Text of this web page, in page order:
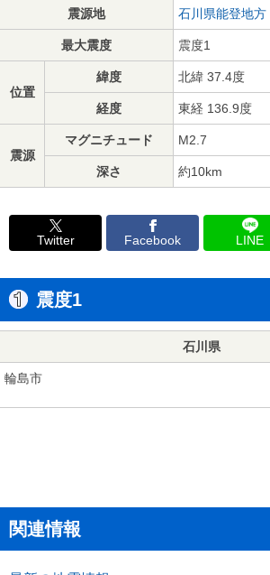
震源地 石川県能登地方
最大震度 震度1
位置
緯度 北緯 37.4度
経度 東経 136.9度
震源
マグニチュード M2.7
深さ 約10km
Twitter Facebook LINE
震度1
石川県
輪島市
関連情報